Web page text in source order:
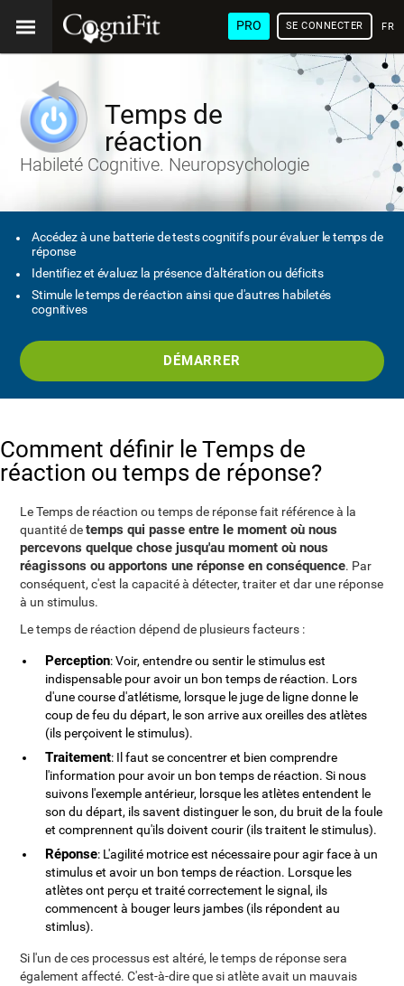
PRO SE CONNECTER
Temps de
réaction
Habileté Cognitive. Neuropsychologie
Accédez à une batterie de tests cognitifs pour évaluer le temps de
réponse
Identifiez et évaluez la présence d'altération ou déficits
Stimule le temps de réaction ainsi que d'autres habiletés
cognitives
DÉMARRER
Comment définir le Temps de
réaction ou temps de réponse?
Le Temps de réaction ou temps de réponse fait référence à la
quantité detemps qui passe entre le moment où nous
percevons quelque chose jusqu'au moment où nous
réagissons ou apportons une réponse en conséquence. Par
conséquent, c'est la capacité à détecter, traiter et dar une réponse
à un stimulus.
Le temps de réaction dépend de plusieurs facteurs :
Perception: Voir, entendre ou sentir le stimulus est
indispensable pour avoir un bon temps de réaction. Lors
d'une course d'atlétisme, lorsque le juge de ligne donne le
coup de feu du départ, le son arrive aux oreilles des atlètes
(ils perçoivent le stimulus).
Traitement: Il faut se concentrer et bien comprendre
l'information pour avoir un bon temps de réaction. Si nous
suivons l'exemple antérieur, lorsque les atlètes entendent le
son du départ, ils savent distinguer le son, du bruit de la foule
et comprennent qu'ils doivent courir (ils traitent le stimulus).
Réponse: L'agilité motrice est nécessaire pour agir face à un
stimulus et avoir un bon temps de réaction. Lorsque les
atlètes ont perçu et traité correctement le signal, ils
commencent à bouger leurs jambes (ils répondent au
stimlus).
Si l'un de ces processus est altéré, le temps de réponse sera
également affecté. C'est-à-dire que si atlète avait un mauvais